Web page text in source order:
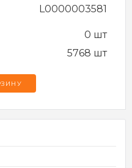
L0000003581
0 шт
5768 шт